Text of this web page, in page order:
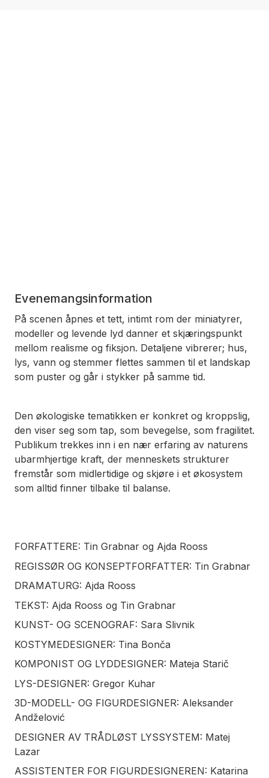
Evenemangsinformation
På scenen åpnes et tett, intimt rom der miniatyrer,
modeller og levende lyd danner et skjæringspunkt
mellom realisme og fiksjon. Detaljene vibrerer; hus,
lys, vann og stemmer flettes sammen til et landskap
som puster og går i stykker på samme tid.
Den økologiske tematikken er konkret og kroppslig,
den viser seg som tap, som bevegelse, som fragilitet.
Publikum trekkes inn i en nær erfaring av naturens
ubarmhjertige kraft, der menneskets strukturer
fremstår som midlertidige og skjøre i et økosystem
som alltid finner tilbake til balanse.
FORFATTERE: Tin Grabnar og Ajda Rooss
REGISSØR OG KONSEPTFORFATTER: Tin Grabnar
DRAMATURG: Ajda Rooss
TEKST: Ajda Rooss og Tin Grabnar
KUNST- OG SCENOGRAF: Sara Slivnik
KOSTYMEDESIGNER: Tina Bonča
KOMPONIST OG LYDDESIGNER: Mateja Starič
LYS-DESIGNER: Gregor Kuhar
3D-MODELL- OG FIGURDESIGNER: Aleksander
Andželović
DESIGNER AV TRÅDLØST LYSSYSTEM: Matej
Lazar
ASSISTENTER FOR FIGURDESIGNEREN: Katarina